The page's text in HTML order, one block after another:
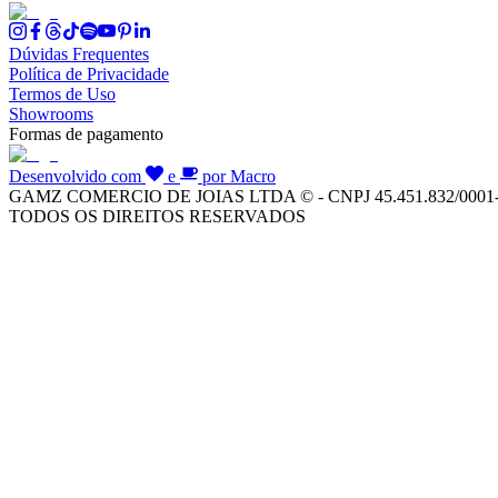
Dúvidas Frequentes
Política de Privacidade
Termos de Uso
Showrooms
Formas de pagamento
Desenvolvido com e
por Macro
GAMZ COMERCIO DE JOIAS LTDA © - CNPJ 45.451.832/
TODOS OS DIREITOS RESERVADOS